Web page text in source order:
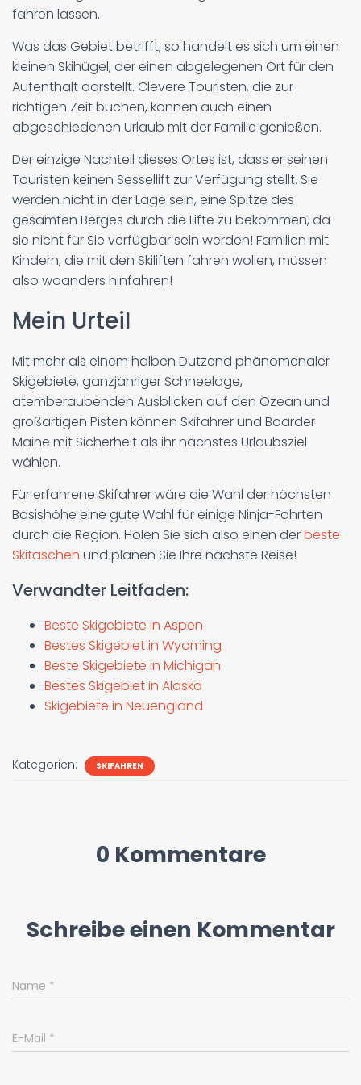
fahren lassen.
Was das Gebiet betrifft, so handelt es sich um einen
kleinen Skihügel, der einen abgelegenen Ort für den
Aufenthalt darstellt. Clevere Touristen, die zur
richtigen Zeit buchen, können auch einen
abgeschiedenen Urlaub mit der Familie genießen.
Der einzige Nachteil dieses Ortes ist, dass er seinen
Touristen keinen Sessellift zur Verfügung stellt. Sie
werden nicht in der Lage sein, eine Spitze des
gesamten Berges durch die Lifte zu bekommen, da
sie nicht für Sie verfügbar sein werden! Familien mit
Kindern, die mit den Skiliften fahren wollen, müssen
also woanders hinfahren!
Mein Urteil
Mit mehr als einem halben Dutzend phänomenaler
Skigebiete, ganzjähriger Schneelage,
atemberaubenden Ausblicken auf den Ozean und
großartigen Pisten können Skifahrer und Boarder
Maine mit Sicherheit als ihr nächstes Urlaubsziel
wählen.
Für erfahrene Skifahrer wäre die Wahl der höchsten
Basishöhe eine gute Wahl für einige Ninja-Fahrten
durch die Region. Holen Sie sich also einen derbeste
Skitaschen und planen Sie Ihre nächste Reise!
Verwandter Leitfaden:
Beste Skigebiete in Aspen
Bestes Skigebiet in Wyoming
Beste Skigebiete in Michigan
Bestes Skigebiet in Alaska
Skigebiete in Neuengland
Kategorien: SKIFAHREN
0 Kommentare
Schreibe einen Kommentar
Name *
E-Mail *